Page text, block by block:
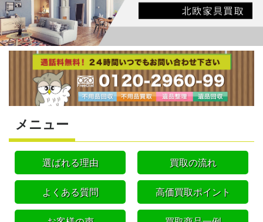
メニュー
選ばれる理由 買取の流れ
よくある質問 高価買取ポイント